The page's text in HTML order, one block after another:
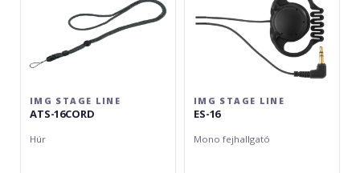
IMG STAGE LINE
ATS-16CORD
Húr
IMG STAGE LINE
ES-16
Mono fejhallgató